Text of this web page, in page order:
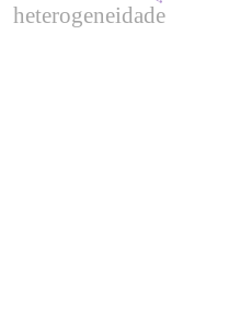
heterogeneidade